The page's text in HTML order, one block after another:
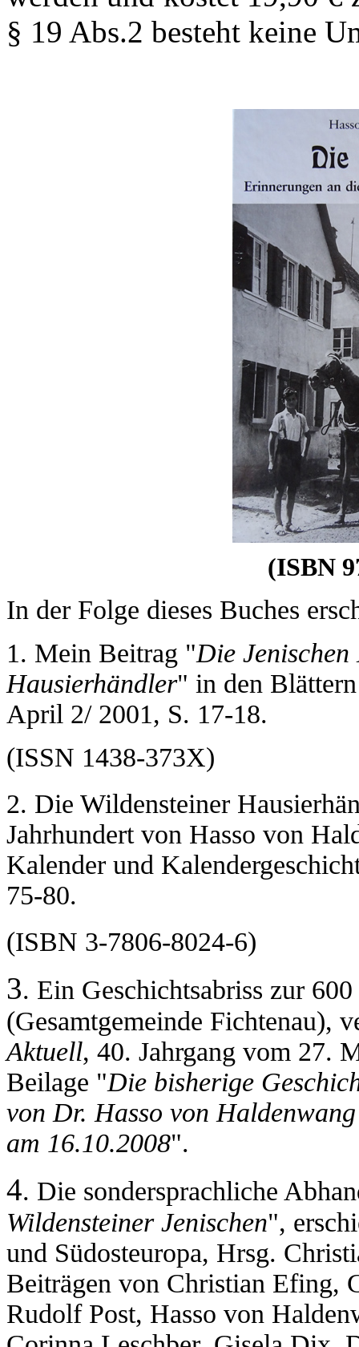
§ 19 Abs.2 besteht keine
(ISBN
In der Folge dieses Buches
1. Mein Beitrag "Die
Hausierhändler" in den
April 2/ 2001, S. 17-18.
(ISSN 1438-373X)
2. Die Wildensteiner
Jahrhundert von Hasso von
Kalender und
75-80.
(ISBN 3-7806-8024-6)
3. Ein Geschichtsabriss zur
(Gesamtgemeinde Fichtenau),
Aktuell, 40. Jahrgang vom 27.
Beilage "Die bisherige
von Dr. Hasso von
am 16.10.2008".
4. Die sondersprachliche
Wildensteiner Jenischen",
und Südosteuropa, Hrsg.
Beiträgen von Christian Efing,
Rudolf Post, Hasso von